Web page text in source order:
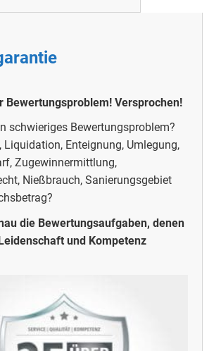
Bewertungsproblem! Versprochen!
schwieriges Bewertungsproblem?
Liquidation, Enteignung, Umlegung,
Zugewinnermittlung,
Nießbrauch, Sanierungsgebiet
die Bewertungsaufgaben, denen
und Kompetenz